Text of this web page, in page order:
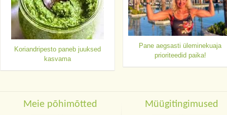
Koriandripesto paneb juuksed
kasvama
Pane aegsasti üleminekuaja
prioriteedid paika!
Meie põhimõtted Müügitingimused